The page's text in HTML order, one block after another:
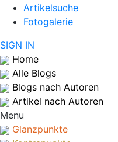
Artikelsuche
Fotogalerie
SIGN IN
Home
Alle Blogs
Blogs nach Autoren
Artikel nach Autoren
Menu
Glanzpunkte